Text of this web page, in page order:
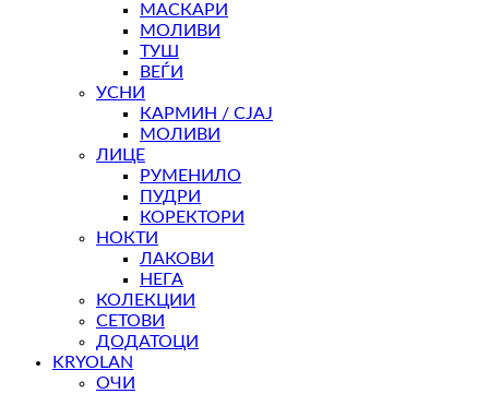
МАСКАРИ
МОЛИВИ
ТУШ
ВЕЃИ
УСНИ
КАРМИН / СЈАЈ
МОЛИВИ
ЛИЦЕ
РУМЕНИЛО
ПУДРИ
КОРЕКТОРИ
НОКТИ
ЛАКОВИ
НЕГА
КОЛЕКЦИИ
СЕТОВИ
ДОДАТОЦИ
KRYOLAN
ОЧИ